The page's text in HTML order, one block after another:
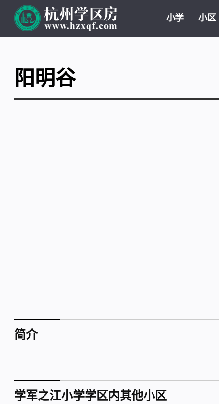
小学 小区
阳明谷
简介
学军之江小学学区内其他小区